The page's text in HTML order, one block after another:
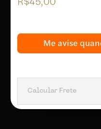
s de
clientes
Me avise
Calcular Frete